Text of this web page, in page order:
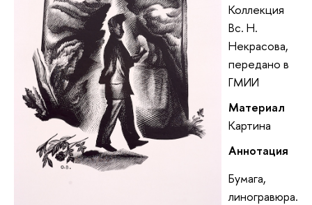
Коллекция
Вс. Н.
Некрасова,
передано в
ГМИИ
Материал
Картина
Аннотация
Бумага,
линогравюра.